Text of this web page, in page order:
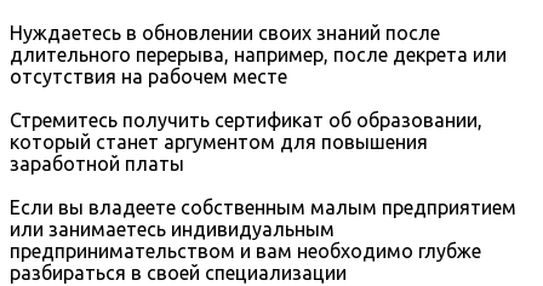
Нуждаетесь в обновлении своих знаний после
длительного перерыва, например, после декрета или
отсутствия на рабочем месте
Стремитесь получить сертификат об образовании,
который станет аргументом для повышения
заработной платы
Если вы владеете собственным малым предприятием
или занимаетесь индивидуальным
предпринимательством и вам необходимо глубже
разбираться в своей специализации